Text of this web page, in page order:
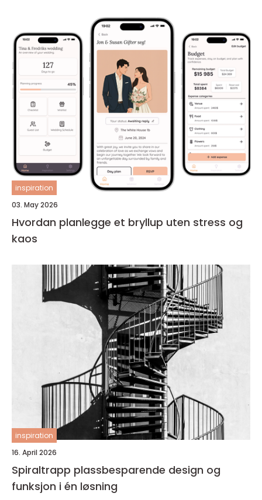
inspiration
03. May 2026
Hvordan planlegge et bryllup uten stress og
kaos
inspiration
16. April 2026
Spiraltrapp plassbesparende design og
funksjon i én løsning